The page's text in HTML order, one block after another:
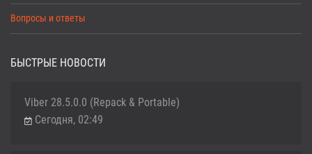
Вопросы и ответы
БЫСТРЫЕ НОВОСТИ
Viber 28.5.0.0 (Repack & Portable)
Сегодня, 02:49